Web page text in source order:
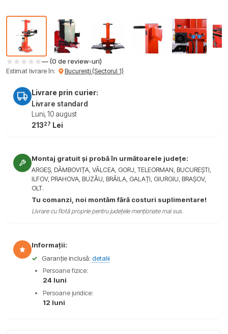
— (0 de review-uri)
Estimat livrare în:
București (Sectorul 1)
Livrare prin curier:
Livrare standard
Luni, 10 august
21327 Lei
Montaj gratuit și probă în următoarele județe:
ARGEȘ, DÂMBOVIȚA, VÂLCEA, GORJ, TELEORMAN, BUCUREȘTI,
ILFOV, PRAHOVA, BUZĂU, BRĂILA, GALAȚI, GIURGIU, BRAȘOV,
OLT.
Tu comanzi, noi montăm fără costuri suplimentare!
Livrare cu flotă proprie pentru județele menționate mai sus.
Informații:
✓
Garanție inclusă: detalii
Persoane fizice:
24 luni
Persoane juridice:
12 luni